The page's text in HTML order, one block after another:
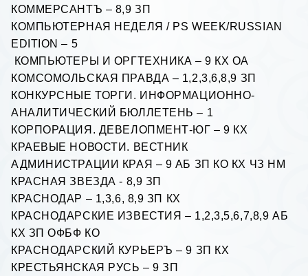
КОММЕРСАНТЪ – 8,9 ЗП
КОМПЬЮТЕРНАЯ НЕДЕЛЯ / PS WEEK/RUSSIAN
EDITION – 5
КОМПЬЮТЕРЫ И ОРГТЕХНИКА – 9 КХ ОА
КОМСОМОЛЬСКАЯ ПРАВДА – 1,2,3,6,8,9 ЗП
КОНКУРСНЫЕ ТОРГИ. ИНФОРМАЦИОННО-
АНАЛИТИЧЕСКИЙ БЮЛЛЕТЕНЬ – 1
КОРПОРАЦИЯ. ДЕВЕЛОПМЕНТ-ЮГ – 9 КХ
КРАЕВЫЕ НОВОСТИ. ВЕСТНИК
АДМИНИСТРАЦИИ КРАЯ – 9 АБ ЗП КО КХ ЧЗ НМ
КРАСНАЯ ЗВЕЗДА - 8,9 ЗП
КРАСНОДАР – 1,3,6, 8,9 ЗП КХ
КРАСНОДАРСКИЕ ИЗВЕСТИЯ – 1,2,3,5,6,7,8,9 АБ
КХ ЗП ОФБФ КО
КРАСНОДАРСКИЙ КУРЬЕРЪ – 9 ЗП КХ
КРЕСТЬЯНСКАЯ РУСЬ – 9 ЗП